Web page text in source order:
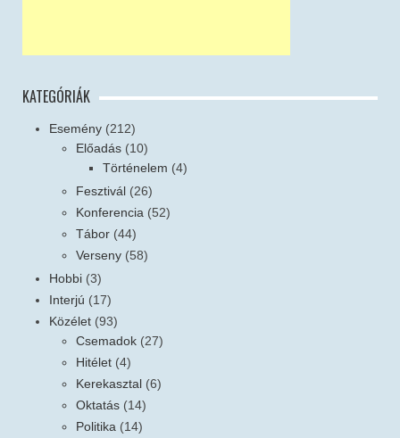
KATEGÓRIÁK
Esemény (212)
Előadás (10)
Történelem (4)
Fesztivál (26)
Konferencia (52)
Tábor (44)
Verseny (58)
Hobbi (3)
Interjú (17)
Közélet (93)
Csemadok (27)
Hitélet (4)
Kerekasztal (6)
Oktatás (14)
Politika (14)